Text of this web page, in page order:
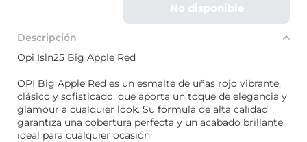
No disponible
Descripción
Opi Isln25 Big Apple Red
OPI Big Apple Red es un esmalte de uñas rojo vibrante,
clásico y sofisticado, que aporta un toque de elegancia y
glamour a cualquier look. Su fórmula de alta calidad
garantiza una cobertura perfecta y un acabado brillante,
ideal para cualquier ocasión